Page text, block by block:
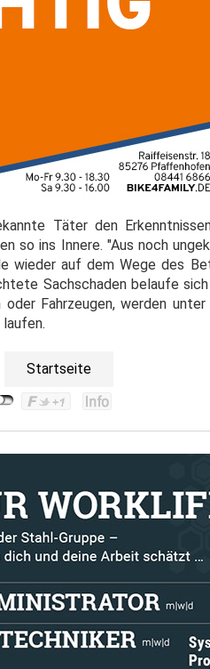
Täter den
so ins Innere. "Aus noch
wieder auf dem Wege des
Sachschaden belaufe
Fahrzeugen, werden
Startseite